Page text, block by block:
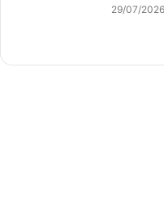
29/07/2026